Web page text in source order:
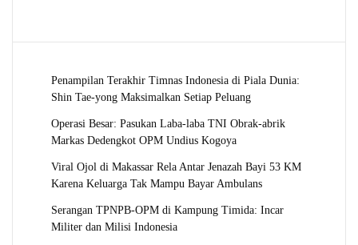
Penampilan Terakhir Timnas Indonesia di Piala Dunia:
Shin Tae-yong Maksimalkan Setiap Peluang
Operasi Besar: Pasukan Laba-laba TNI Obrak-abrik
Markas Dedengkot OPM Undius Kogoya
Viral Ojol di Makassar Rela Antar Jenazah Bayi 53 KM
Karena Keluarga Tak Mampu Bayar Ambulans
Serangan TPNPB-OPM di Kampung Timida: Incar
Militer dan Milisi Indonesia